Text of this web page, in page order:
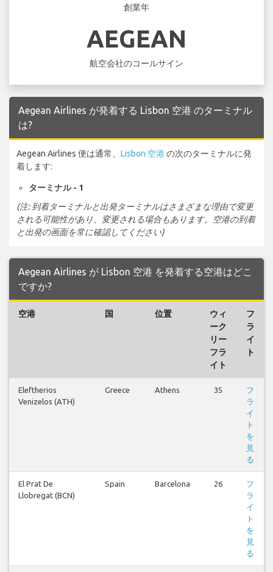
創業年
AEGEAN
航空会社のコールサイン
Aegean Airlines が発着する Lisbon 空港 のターミナル
は?
Aegean Airlines 便は通常、 Lisbon 空港の次のターミナルに発
着します:
ターミナル - 1
(注: 到着ターミナルと出発ターミナルはさまざまな理由で変更
される可能性があり、変更される場合もあります。空港の到着
と出発の画面を常に確認してください)
Aegean Airlines が Lisbon 空港 を発着する空港はどこ
ですか?
空港 国 位置
ウィ
ーク
リー
フラ
イト
フ
ラ
イ
ト
Eleftherios
Venizelos (ATH)
Greece Athens 35
フ
ラ
イ
ト
を
見
る
El Prat De
Llobregat (BCN)
Spain Barcelona 26
フ
ラ
イ
ト
を
見
る